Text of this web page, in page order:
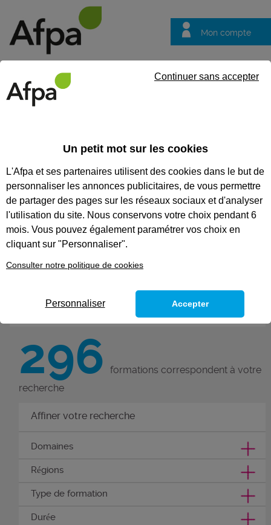
Mon compte
questions
NOS FORMATIONS
QUALIFIANTES
Nos formations
qualifiantes
Apprenez un métier, réussissez
reconnu du ministère du Travail.
296
formations correspondent à votre
recherche
Affiner votre recherche
Domaines
Régions
Type de formation
Durée
Un petit mot sur les cookies
L'Afpa et ses partenaires utilisent des cookies dans le but de
personnaliser les annonces publicitaires, de vous permettre
de partager des pages sur les réseaux sociaux et d'analyser
l'utilisation du site. Nous conservons votre choix pendant 6
mois. Vous pouvez également paramétrer vos choix en
cliquant sur "Personnaliser".
Consulter notre politique de cookies
Continuer sans accepter
Personnaliser Accepter